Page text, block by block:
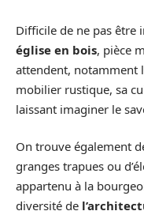
Difficile de ne pas être
église en bois, pièce
attendent, notamment
mobilier rustique, sa
laissant imaginer le
On trouve également
granges trapues ou
appartenu à la
diversité de